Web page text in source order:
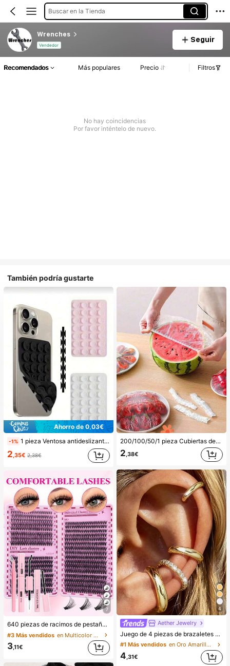
Buscar en la Tienda
Wrenches
Vendedor
Seguir
Recomendados Más populares Precio Filtros
No hay coincidencias
Por favor inténtelo de nuevo.
También podría gustarte
Ahorro de 0,03€
-1% 1 pieza Ventosa antideslizante de silicona para teléfono, 28 piezas Ventosas de silicona (almohadillas autoadhesivas), Antipega para teléfono, Almohadilla de succión para banco de energía de teléfono (Compatible con iPhone, teléfonos Android), Regalo de cumpleaños, Soporte para teléfono para familia/amigos, Soporte para teléfono, Accesorios para teléfono
2,35€ 2,38€
7
640 piezas de racimos de pestañas postizas de visón sintético DIY, rizo D, voluminosas y esponjosas, longitud mixta de 8-16mm, adecuadas para todos los looks de maquillaje. Pegamento, removedor y pinzas disponibles según la necesidad. Ligeras, reutilizables y rentables, adecuadas para principiantes, aplicables a varias ocasiones, hermosas
#3 Más vendidos en Multicolor Kits de pestañas postizas y adhesivo
3,11€
200/100/50/1 pieza Cubiertas desechables de película adherente para alimentos, cubiertas para cabezal de ducha, bolsas desechables multiusos, cubiertas desechables para zapatos, película adherente de cocina reforzada, cubiertas de preservación de alimentos para refrigerador doméstico, cubiertas elásticas, uso diario
2,38€
4
Aether Jewelry
Juego de 4 piezas de brazaletes de oreja minimalistas con circonita cúbica - Se pueden apilar, sin necesidad de perforación, adecuado para uso diario en la oficina (Juego de 4 piezas, no 4 pares), regalo para ella
#1 Más vendidos en Oro Amarillo Pendientes De Mujer
4,31€